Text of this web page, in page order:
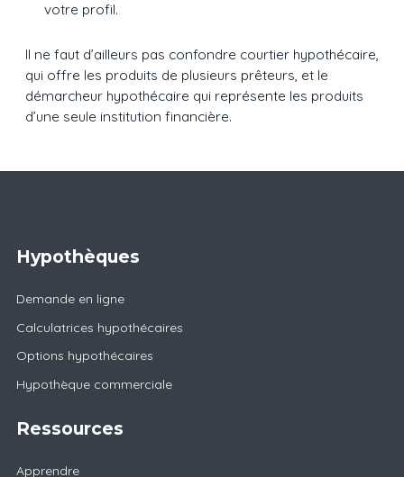
votre profil.
Il ne faut d’ailleurs pas confondre courtier hypothécaire,
qui offre les produits de plusieurs prêteurs, et le
démarcheur hypothécaire qui représente les produits
d’une seule institution financière.
Hypothèques
Demande en ligne
Calculatrices hypothécaires
Options hypothécaires
Hypothèque commerciale
Ressources
Apprendre